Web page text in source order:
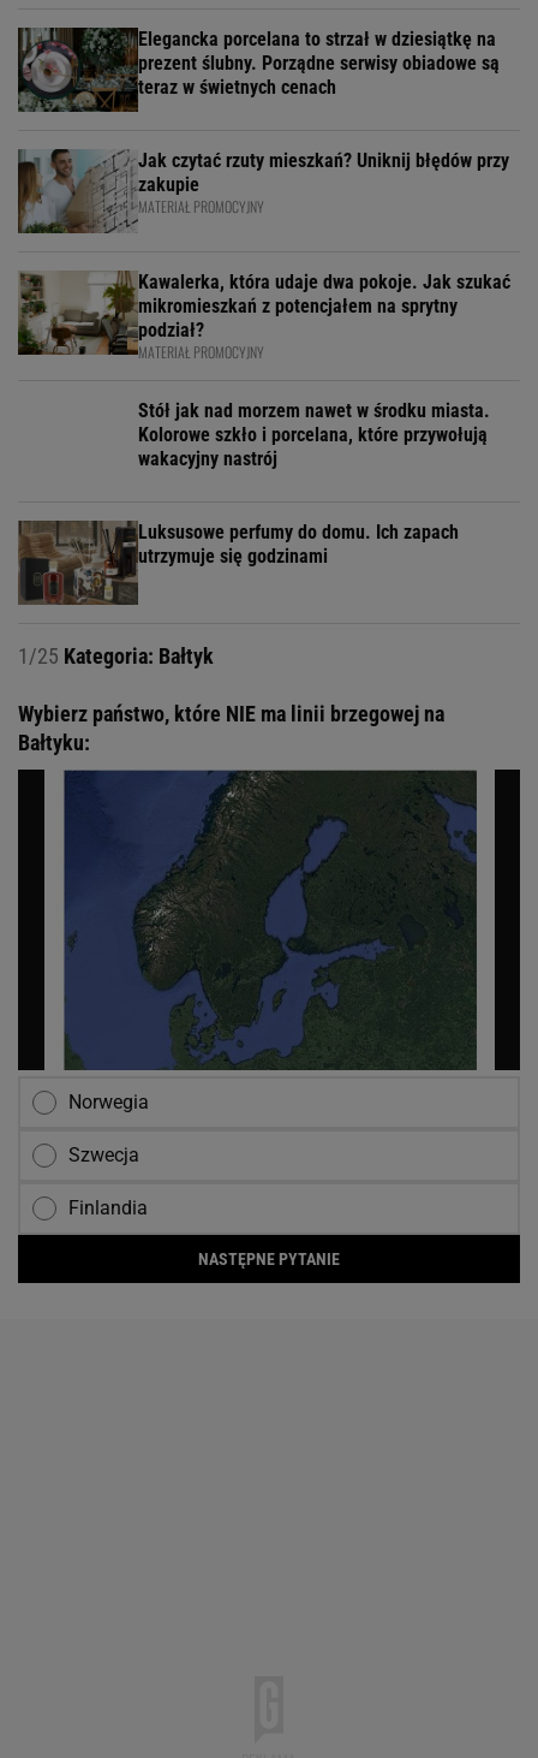
Elegancka porcelana to strzał w dziesiątkę na
prezent ślubny. Porządne serwisy obiadowe są
teraz w świetnych cenach
Jak czytać rzuty mieszkań? Uniknij błędów przy
zakupie
MATERIAŁ PROMOCYJNY
Kawalerka, która udaje dwa pokoje. Jak szukać
mikromieszkań z potencjałem na sprytny
podział?
MATERIAŁ PROMOCYJNY
Stół jak nad morzem nawet w środku miasta.
Kolorowe szkło i porcelana, które przywołują
wakacyjny nastrój
Luksusowe perfumy do domu. Ich zapach
utrzymuje się godzinami
1/25 Kategoria: Bałtyk
Wybierz państwo, które NIE ma linii brzegowej na
Bałtyku:
Norwegia
Szwecja
Finlandia
NASTĘPNE PYTANIE